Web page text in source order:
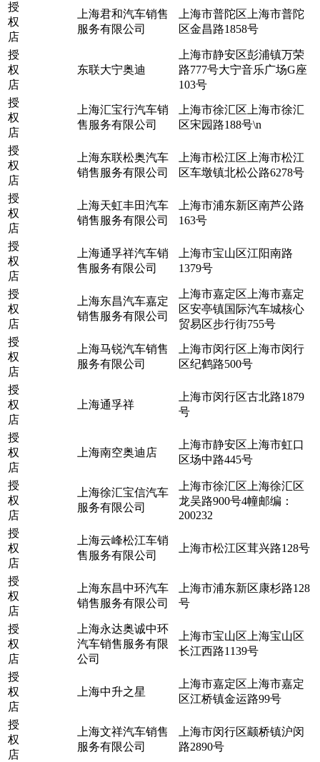
授
权
店
上海君和汽车销售
服务有限公司
上海市普陀区上海市普陀
区金昌路1858号
授
权
店
东联大宁奥迪
上海市静安区彭浦镇万荣
路777号大宁音乐广场G座
103号
授
权
店
上海汇宝行汽车销
售服务有限公司
上海市徐汇区上海市徐汇
区宋园路188号\n
授
权
店
上海东联松奥汽车
销售服务有限公司
上海市松江区上海市松江
区车墩镇北松公路6278号
授
权
店
上海天虹丰田汽车
销售服务有限公司
上海市浦东新区南芦公路
163号
授
权
店
上海通孚祥汽车销
售服务有限公司
上海市宝山区江阳南路
1379号
授
权
店
上海东昌汽车嘉定
销售服务有限公司
上海市嘉定区上海市嘉定
区安亭镇国际汽车城核心
贸易区步行街755号
授
权
店
上海马锐汽车销售
服务有限公司
上海市闵行区上海市闵行
区纪鹤路500号
授
权
店
上海通孚祥
上海市闵行区古北路1879
号
授
权
店
上海南空奥迪店
上海市静安区上海市虹口
区场中路445号
授
权
店
上海徐汇宝信汽车
服务有限公司
上海市徐汇区上海徐汇区
龙吴路900号4幢邮编：
200232
授
权
店
上海云峰松江车销
售服务有限公司
上海市松江区茸兴路128号
授
权
店
上海东昌中环汽车
销售服务有限公司
上海市浦东新区康杉路128
号
授
权
店
上海永达奥诚中环
汽车销售服务有限
公司
上海市宝山区上海宝山区
长江西路1139号
授
权
店
上海中升之星
上海市嘉定区上海市嘉定
区江桥镇金运路99号
授
权
店
上海文祥汽车销售
服务有限公司
上海市闵行区颛桥镇沪闵
路2890号